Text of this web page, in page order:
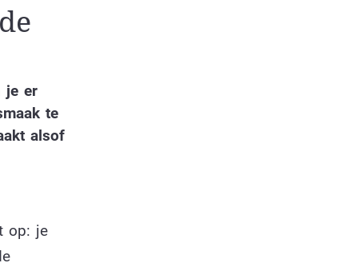
je er
te
alsof
op: je